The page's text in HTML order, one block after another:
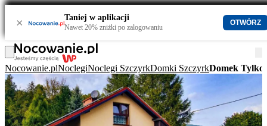
× Taniej w aplikacji
Nawet 20% zniżki po zalogowaniu
OTWÓRZ
Nocowanie.plNoclegiNoclegi SzczyrkDomki SzczyrkDomek Tylko